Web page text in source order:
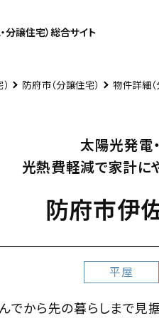
分譲住宅）総合サイト
セキスイハイムの特長
住まいの性能
施工事例
家づくりガイド
アパート・土地活用
ご入居者様サポート
家づくりコラム
防府市（分譲住宅） 物件詳細（
太陽光発電
光熱費軽減で家計に
防府市伊
平屋
でから先の暮らしまで見